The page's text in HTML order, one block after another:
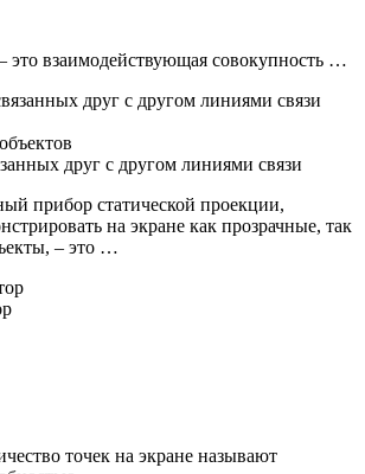
это взаимодействующая совокупность …
друг с другом линиями связи
друг с другом линиями связи
прибор статической проекции,
на экране как прозрачные, так
– это …
точек на экране называют